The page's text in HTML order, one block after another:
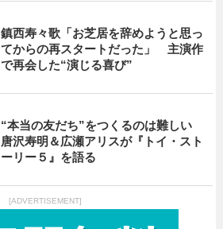
鎮西寿々歌「お芝居を辞めようと思っ
てからの再スタートだった」 主演作
で再会した“演じる喜び”
“本当の友だち”をつくるのは難しい
唐沢寿明＆広瀬アリスが『トイ・スト
ーリー５』を語る
[ADVERTISEMENT]